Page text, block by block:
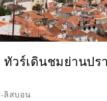
วร์เดินชมย่านปร
-ลิสบอน